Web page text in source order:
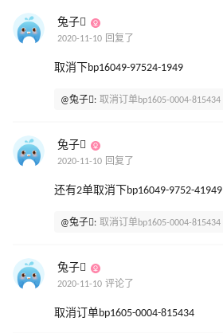
兔子
2020-11-10 回复了
取消下bp16049-97524-1949
@兔子: 取消订单bp1605-0004-815434
兔子
2020-11-10 回复了
还有2单取消下bp16049-9752-41949
@兔子: 取消订单bp1605-0004-815434
兔子
2020-11-10 评论了
取消订单bp1605-0004-815434